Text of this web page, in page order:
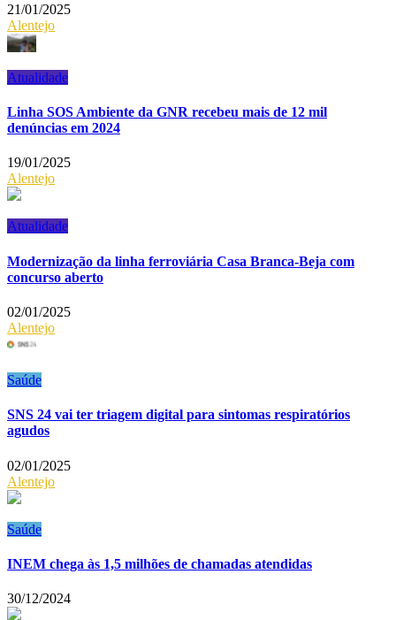
21/01/2025
Alentejo
Atualidade
Linha SOS Ambiente da GNR recebeu mais de 12 mil
denúncias em 2024
19/01/2025
Alentejo
Atualidade
Modernização da linha ferroviária Casa Branca-Beja com
concurso aberto
02/01/2025
Alentejo
Saúde
SNS 24 vai ter triagem digital para sintomas respiratórios
agudos
02/01/2025
Alentejo
Saúde
INEM chega às 1,5 milhões de chamadas atendidas
30/12/2024